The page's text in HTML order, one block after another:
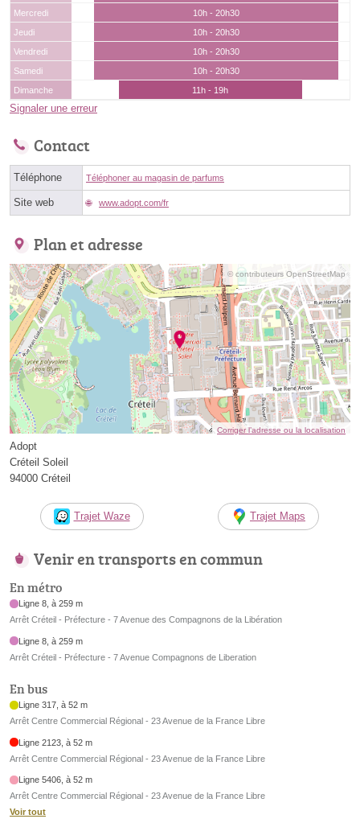
Mercredi
10h - 20h30
Jeudi
10h - 20h30
Vendredi
10h - 20h30
Samedi
10h - 20h30
Dimanche
11h - 19h
Signaler une erreur
Contact
Téléphone Téléphoner au magasin de parfums
Site web www.adopt.com/fr
Plan et adresse
© contributeurs OpenStreetMap
Corriger l’adresse ou la localisation
Adopt
Créteil Soleil
94000 Créteil
Trajet Waze Trajet Maps
Venir en transports en commun
En métro
Ligne 8, à 259 m
Arrêt Créteil - Préfecture - 7 Avenue des Compagnons de la Libération
Ligne 8, à 259 m
Arrêt Créteil - Préfecture - 7 Avenue Compagnons de Liberation
En bus
Ligne 317, à 52 m
Arrêt Centre Commercial Régional - 23 Avenue de la France Libre
Ligne 2123, à 52 m
Arrêt Centre Commercial Régional - 23 Avenue de la France Libre
Ligne 5406, à 52 m
Arrêt Centre Commercial Régional - 23 Avenue de la France Libre
Voir tout